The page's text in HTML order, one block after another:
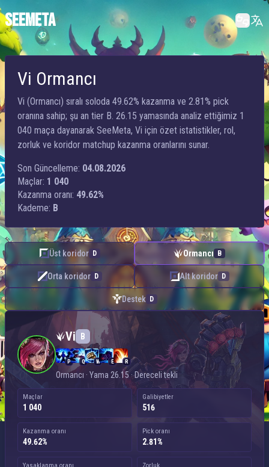
SEEMETA
Vi Ormancı
Vi (Ormancı) sıralı soloda 49.62% kazanma ve 2.81% pick
oranına sahip; şu an tier B. 26.15 yamasında analiz ettiğimiz 1
040 maça dayanarak SeeMeta, Vi için özet istatistikler, rol,
zorluk ve koridor matchup kazanma oranlarını sunar.
Son Güncelleme: 04.08.2026
Maçlar: 1 040
Kazanma oranı: 49.62%
Kademe: B
Üst koridor D Ormancı B
Orta koridor D Alt koridor D
Destek D
Vi — Ormancı
Vi B
P Q W E R
Ormancı · Yama 26.15 · Dereceli tekli
Maçlar
1 040
Galibiyetler
516
Kazanma oranı
49.62%
Pick oranı
2.81%